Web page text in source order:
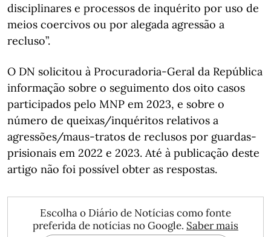
disciplinares e processos de inquérito por uso de
meios coercivos ou por alegada agressão a
recluso”.
O DN solicitou à Procuradoria-Geral da República
informação sobre o seguimento dos oito casos
participados pelo MNP em 2023, e sobre o
número de queixas/inquéritos relativos a
agressões/maus-tratos de reclusos por guardas-
prisionais em 2022 e 2023. Até à publicação deste
artigo não foi possível obter as respostas.
Escolha o Diário de Notícias como fonte
preferida de notícias no Google. Saber mais